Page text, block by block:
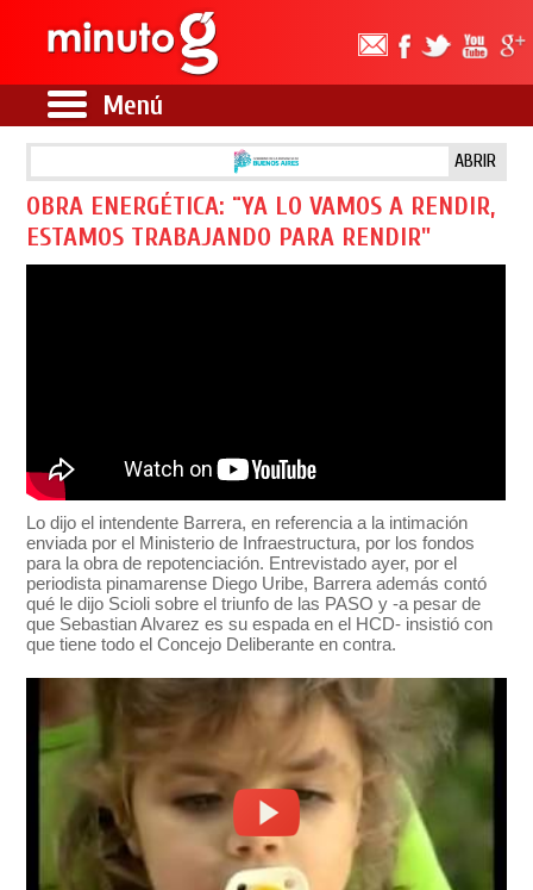
Menú
ABRIR
OBRA ENERGÉTICA: ¨YA LO VAMOS A RENDIR,
ESTAMOS TRABAJANDO PARA RENDIR"
Lo dijo el intendente Barrera, en referencia a la intimación
enviada por el Ministerio de Infraestructura, por los fondos
para la obra de repotenciación. Entrevistado ayer, por el
periodista pinamarense Diego Uribe, Barrera además contó
qué le dijo Scioli sobre el triunfo de las PASO y -a pesar de
que Sebastian Alvarez es su espada en el HCD- insistió con
que tiene todo el Concejo Deliberante en contra.